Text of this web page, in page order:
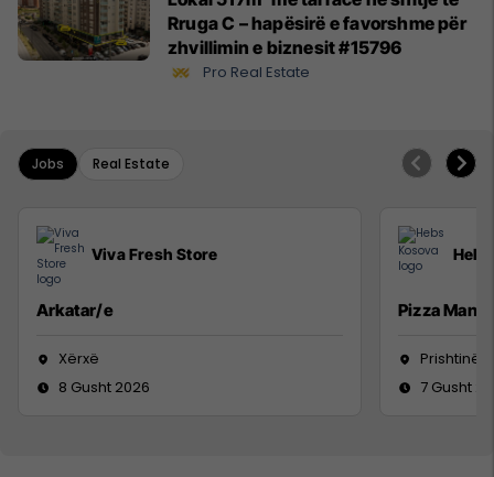
Rruga C – hapësirë e favorshme për
zhvillimin e biznesit #15796
Pro Real Estate
Jobs Real Estate
Viva Fresh Store
Arkatar/e
Xërxë
8 Gusht 2026
Pizza Man
Prishtinë
7 Gusht